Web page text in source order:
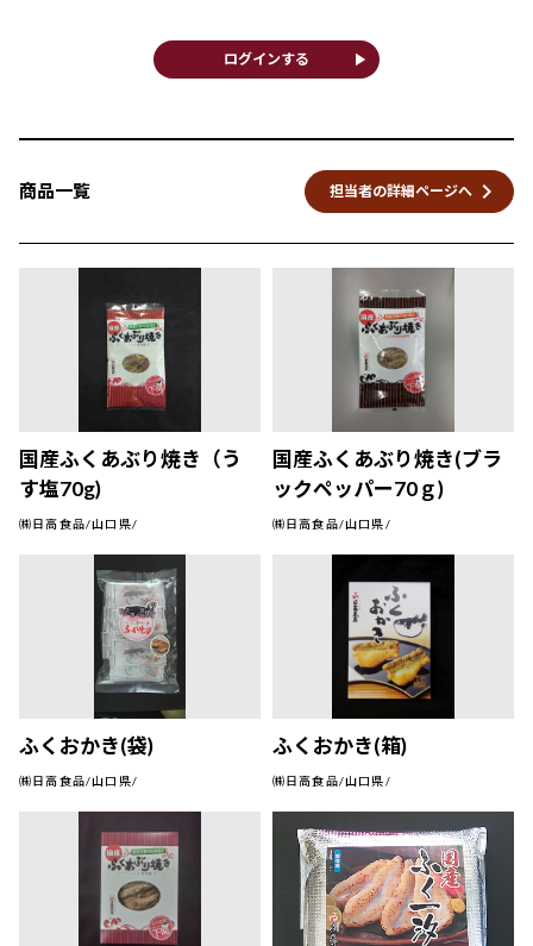
ログインする play_arrow
商品一覧 担当者の詳細ページへ keyboard_arrow_right
国産ふくあぶり焼き（う
す塩70g)
㈱日高食品/山口県/
国産ふくあぶり焼き(ブラ
ックペッパー70ｇ)
㈱日高食品/山口県/
ふくおかき(袋)
㈱日高食品/山口県/
ふくおかき(箱)
㈱日高食品/山口県/